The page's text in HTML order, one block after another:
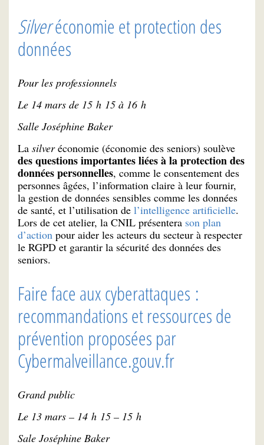
Silveréconomie et protection des
données
Pour les professionnels
Le 14 mars de 15 h 15 à 16 h
Salle Joséphine Baker
La silveréconomie (économie des seniors) soulève
des questions importantes liées à la protection des
données personnelles, comme le consentement des
personnes âgées, l’information claire à leur fournir,
la gestion de données sensibles comme les données
de santé, et l’utilisation de l’intelligence artificielle.
Lors de cet atelier, la CNIL présentera son plan
d’action pour aider les acteurs du secteur à respecter
le RGPD et garantir la sécurité des données des
seniors.
Faire face aux cyberattaques :
recommandations et ressources de
prévention proposées par
Cybermalveillance.gouv.fr
Grand public
Le 13 mars – 14 h 15 – 15 h
Sale Joséphine Baker